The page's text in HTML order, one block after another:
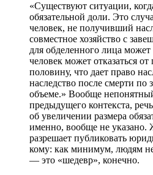
«Существуют ситуации,
обязательной доли. Это
человек, не получивший
совместное хозяйство с
для обделенного лица
человек может отказаться
половину, что дает право
наследство после смерти
объеме.» Вообще
предыдущего контекста,
об увеличении размера
именно, вообще не указано.
разрешает публиковать
кому: как минимум, людям
— это «шедевр», конечно.